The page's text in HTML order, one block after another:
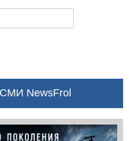
NewsFrol